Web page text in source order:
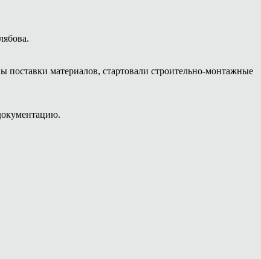
поставки материалов, стартовали строительно-монтажные